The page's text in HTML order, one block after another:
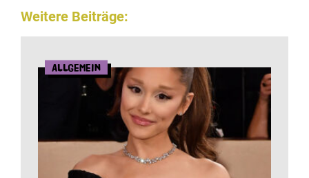
Weitere Beiträge:
Allgemein